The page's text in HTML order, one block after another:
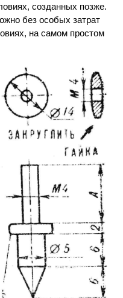
созданных позже.
без особых затрат
на самом простом